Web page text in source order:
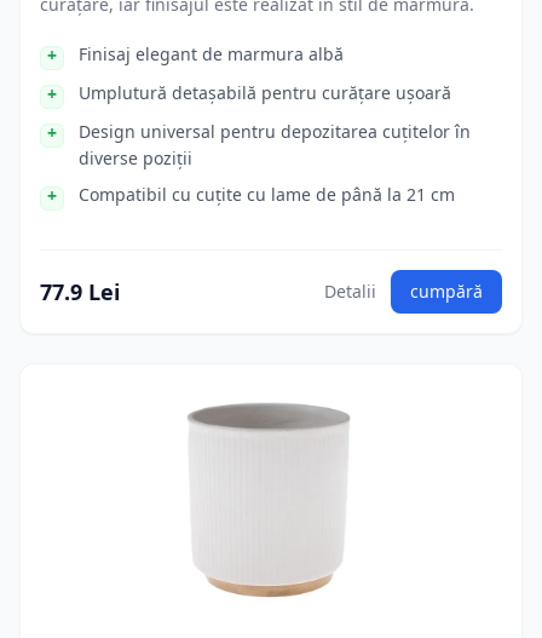
Finisaj elegant de marmura albă
Umplutură detașabilă pentru curățare ușoară
Design universal pentru depozitarea cuțitelor în
diverse poziții
Compatibil cu cuțite cu lame de până la 21 cm
77.9 Lei Detalii cumpără